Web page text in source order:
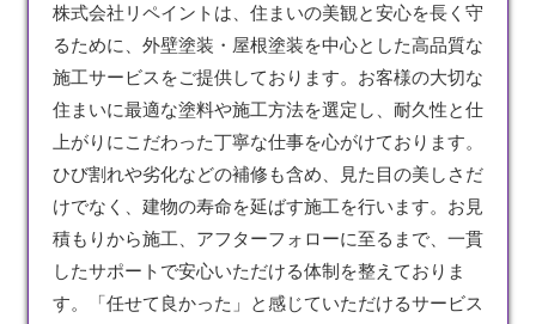
株式会社リペイントは、住まいの美観と安心を長く守
るために、外壁塗装 ・屋根塗装を中心とした高品質な
施工サービスをご提供しております。お客様の大切な
住まいに最適な塗料や施工方法を選定し、耐久性と仕
上がりにこだわった丁寧な仕事を心がけております。
ひび割れや劣化などの補修も含め、見た目の美しさだ
けでなく、建物の寿命を延ばす施工を行います。お見
積もりから施工、アフターフォローに至るまで、一貫
したサポートで安心いただける体制を整えておりま
す。「任せて良かった」と感じていただけるサービス